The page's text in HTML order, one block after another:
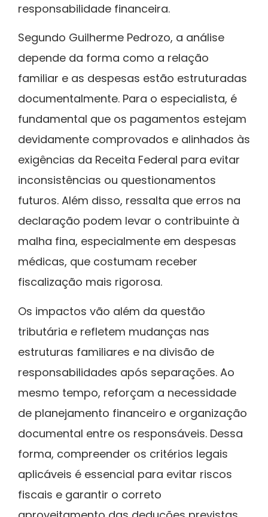
responsabilidade financeira.
Segundo Guilherme Pedrozo, a análise
depende da forma como a relação
familiar e as despesas estão estruturadas
documentalmente. Para o especialista, é
fundamental que os pagamentos estejam
devidamente comprovados e alinhados às
exigências da Receita Federal para evitar
inconsistências ou questionamentos
futuros. Além disso, ressalta que erros na
declaração podem levar o contribuinte à
malha fina, especialmente em despesas
médicas, que costumam receber
fiscalização mais rigorosa.
Os impactos vão além da questão
tributária e refletem mudanças nas
estruturas familiares e na divisão de
responsabilidades após separações. Ao
mesmo tempo, reforçam a necessidade
de planejamento financeiro e organização
documental entre os responsáveis. Dessa
forma, compreender os critérios legais
aplicáveis é essencial para evitar riscos
fiscais e garantir o correto